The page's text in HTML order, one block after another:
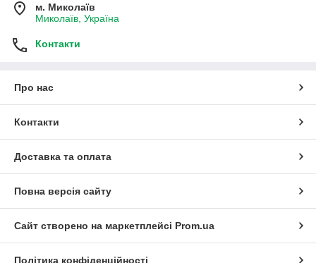
м. Миколаїв
Миколаїв, Україна
Контакти
Про нас
Контакти
Доставка та оплата
Повна версія сайту
Сайт створено на маркетплейсі Prom.ua
Політика конфіденційності